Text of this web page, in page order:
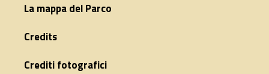
La mappa del Parco
Credits
Crediti fotografici